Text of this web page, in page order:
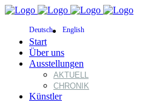
Deutsch English
Start
Über uns
Ausstellungen
AKTUELL
CHRONIK
Künstler